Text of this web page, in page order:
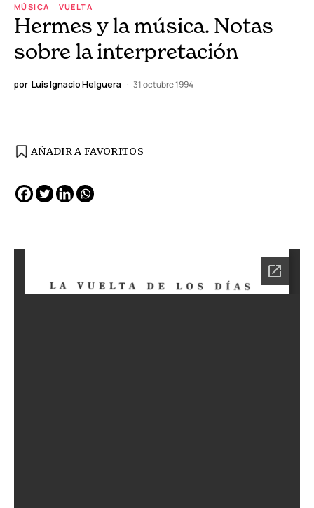
MÚSICA VUELTA
Hermes y la música. Notas
sobre la interpretación
por Luis Ignacio Helguera 31 octubre 1994
AÑADIR A FAVORITOS